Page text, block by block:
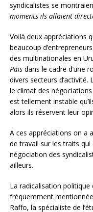
syndicalistes se
moments ils allaient
Voilà deux appréciations
beaucoup
des multinationales en
Pais dans le cadre d’une
divers secteurs
le climat des
est tellement instable
alors ils réservent leur
A ces appréciations on a
de travail sur les traits
négociation des
ailleurs.
La radicalisation
fréquemment
Raffo, la spécialiste de